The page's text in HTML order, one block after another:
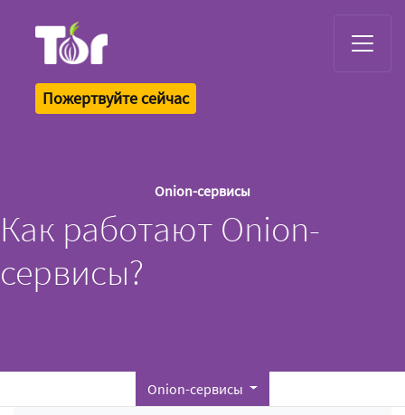
Пожертвуйте сейчас
Onion-сервисы
Как работают Onion-
сервисы?
Onion-сервисы